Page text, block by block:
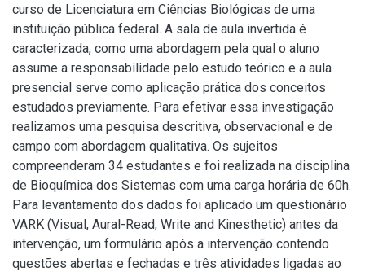
curso de Licenciatura em Ciências Biológicas de uma
instituição pública federal. A sala de aula invertida é
caracterizada, como uma abordagem pela qual o aluno
assume a responsabilidade pelo estudo teórico e a aula
presencial serve como aplicação prática dos conceitos
estudados previamente. Para efetivar essa investigação
realizamos uma pesquisa descritiva, observacional e de
campo com abordagem qualitativa. Os sujeitos
compreenderam 34 estudantes e foi realizada na disciplina
de Bioquímica dos Sistemas com uma carga horária de 60h.
Para levantamento dos dados foi aplicado um questionário
VARK (Visual, Aural-Read, Write and Kinesthetic) antes da
intervenção, um formulário após a intervenção contendo
questões abertas e fechadas e três atividades ligadas ao